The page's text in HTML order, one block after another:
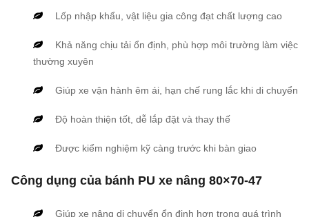
Lốp nhập khẩu, vật liệu gia công đạt chất lượng cao
Khả năng chịu tải ổn định, phù hợp môi trường làm việc
thường xuyên
Giúp xe vận hành êm ái, hạn chế rung lắc khi di chuyển
Độ hoàn thiện tốt, dễ lắp đặt và thay thế
Được kiểm nghiệm kỹ càng trước khi bàn giao
Công dụng của bánh PU xe nâng 80×70-47
Giúp xe nâng di chuyển ổn định hơn trong quá trình